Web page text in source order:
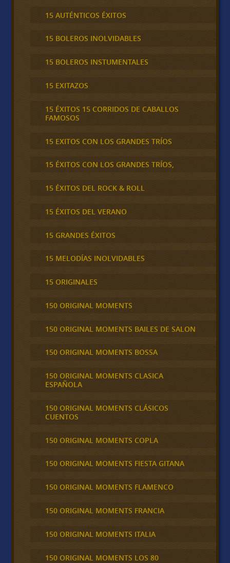
15 AUTÉNTICOS ÉXITOS
15 BOLEROS INOLVIDABLES
15 BOLEROS INSTUMENTALES
15 EXITAZOS
15 ÉXITOS 15 CORRIDOS DE CABALLOS
FAMOSOS
15 EXITOS CON LOS GRANDES TRÍOS
15 ÉXITOS CON LOS GRANDES TRÍOS,
15 ÉXITOS DEL ROCK & ROLL
15 ÉXITOS DEL VERANO
15 GRANDES ÉXITOS
15 MELODÍAS INOLVIDABLES
15 ORIGINALES
150 ORIGINAL MOMENTS
150 ORIGINAL MOMENTS BAILES DE SALON
150 ORIGINAL MOMENTS BOSSA
150 ORIGINAL MOMENTS CLASICA
ESPAÑOLA
150 ORIGINAL MOMENTS CLÁSICOS
CUENTOS
150 ORIGINAL MOMENTS COPLA
150 ORIGINAL MOMENTS FIESTA GITANA
150 ORIGINAL MOMENTS FLAMENCO
150 ORIGINAL MOMENTS FRANCIA
150 ORIGINAL MOMENTS ITALIA
150 ORIGINAL MOMENTS LOS 80